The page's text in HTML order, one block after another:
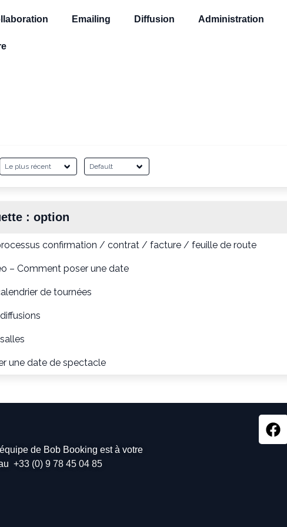
Emailing Diffusion Administration
: option
confirmation / contrat / facture / feuille de route
– Comment poser une date
de tournées
une date de spectacle
de Bob Booking est à votre
+33 (0) 9 78 45 04 85